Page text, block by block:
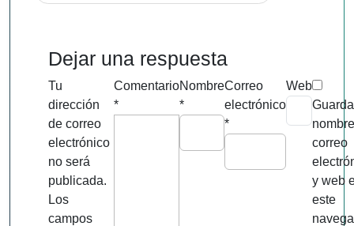
Dejar una respuesta
Tu
dirección
de correo
electrónico
no será
publicada.
Los
campos
Comentario
*
Nombre
*
Correo
electrónico
*
Web
correo
y web
este